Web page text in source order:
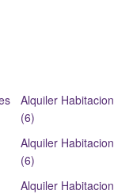
Alquiler
(6)
Alquiler
(6)
Alquiler